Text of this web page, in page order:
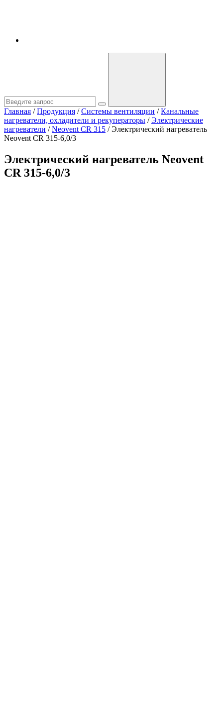
Главная / Продукция / Системы вентиляции / Канальные
нагреватели, охладители и рекуператоры / Электрические
нагреватели / Neovent CR 315 /Электрический нагреватель
Neovent CR 315-6,0/3
Электрический нагреватель Neovent
CR 315-6,0/3